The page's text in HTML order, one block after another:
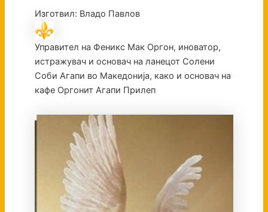
Изготвил: Владо Павлов
Управител на Феникс Мак Оргон, иноватор,
истражувач и основач на ланецот Солени
Соби Агапи во Македонија, како и основач на
кафе Оргонит Агапи Прилеп